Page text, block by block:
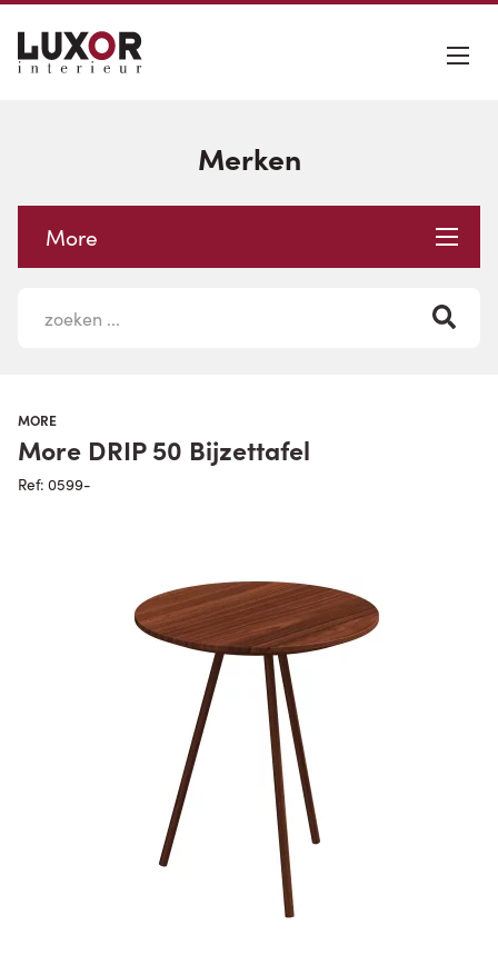
Merken
More
MORE
More DRIP 50 Bijzettafel
Ref: 0599-